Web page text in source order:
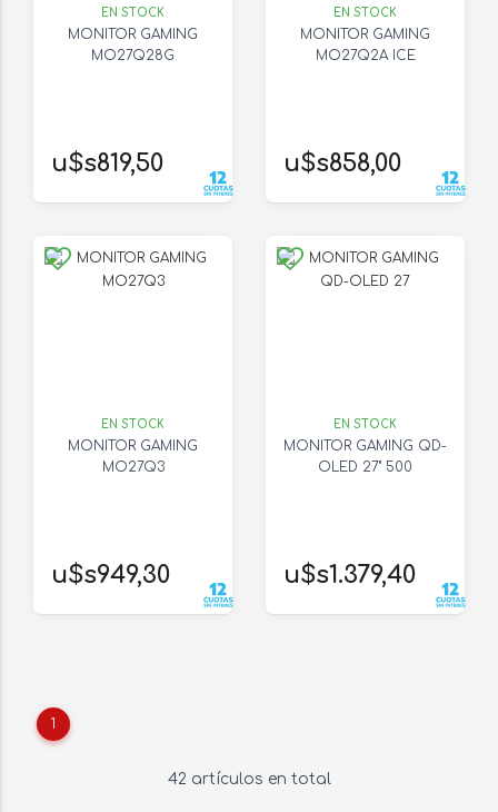
EN STOCK
MONITOR GAMING
MO27Q28G
u$s819,50
EN STOCK
MONITOR GAMING
MO27Q2A ICE
u$s858,00
EN STOCK
MONITOR GAMING
MO27Q3
u$s949,30
EN STOCK
MONITOR GAMING QD-
OLED 27" 500
u$s1.379,40
1
42 artículos en total